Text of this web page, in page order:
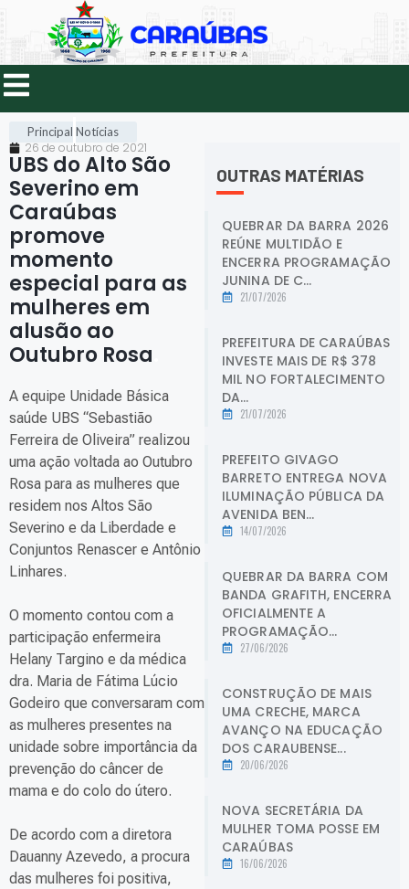
Principal Notícias
26 de outubro de 2021
UBS do Alto São
Severino em
Caraúbas
promove
momento
especial para as
mulheres em
alusão ao
Outubro Rosa
A equipe Unidade Básica
saúde UBS “Sebastião
Ferreira de Oliveira” realizou
uma ação voltada ao Outubro
Rosa para as mulheres que
residem nos Altos São
Severino e da Liberdade e
Conjuntos Renascer e Antônio
Linhares.
O momento contou com a
participação enfermeira
Helany Targino e da médica
dra. Maria de Fátima Lúcio
Godeiro que conversaram com
as mulheres presentes na
unidade sobre importância da
prevenção do câncer de
mama e do colo do útero.
De acordo com a diretora
Dauanny Azevedo, a procura
das mulheres foi positiva,
OUTRAS MATÉRIAS
QUEBRAR DA BARRA 2026
REÚNE MULTIDÃO E
ENCERRA PROGRAMAÇÃO
JUNINA DE C...
21/07/2026
PREFEITURA DE CARAÚBAS
INVESTE MAIS DE R$ 378
MIL NO FORTALECIMENTO
DA...
21/07/2026
PREFEITO GIVAGO
BARRETO ENTREGA NOVA
ILUMINAÇÃO PÚBLICA DA
AVENIDA BEN...
14/07/2026
QUEBRAR DA BARRA COM
BANDA GRAFITH, ENCERRA
OFICIALMENTE A
PROGRAMAÇÃO...
27/06/2026
CONSTRUÇÃO DE MAIS
UMA CRECHE, MARCA
AVANÇO NA EDUCAÇÃO
DOS CARAUBENSE...
20/06/2026
NOVA SECRETÁRIA DA
MULHER TOMA POSSE EM
CARAÚBAS
16/06/2026